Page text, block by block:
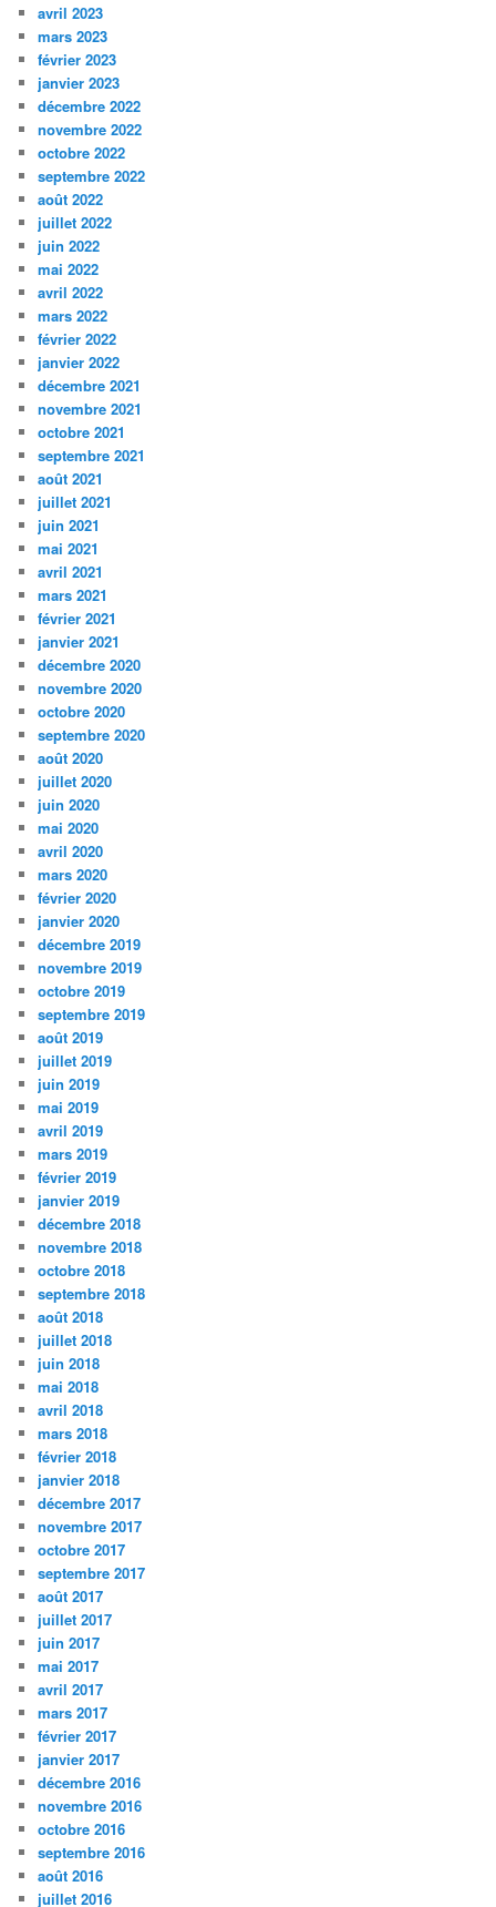
avril 2023
mars 2023
février 2023
janvier 2023
décembre 2022
novembre 2022
octobre 2022
septembre 2022
août 2022
juillet 2022
juin 2022
mai 2022
avril 2022
mars 2022
février 2022
janvier 2022
décembre 2021
novembre 2021
octobre 2021
septembre 2021
août 2021
juillet 2021
juin 2021
mai 2021
avril 2021
mars 2021
février 2021
janvier 2021
décembre 2020
novembre 2020
octobre 2020
septembre 2020
août 2020
juillet 2020
juin 2020
mai 2020
avril 2020
mars 2020
février 2020
janvier 2020
décembre 2019
novembre 2019
octobre 2019
septembre 2019
août 2019
juillet 2019
juin 2019
mai 2019
avril 2019
mars 2019
février 2019
janvier 2019
décembre 2018
novembre 2018
octobre 2018
septembre 2018
août 2018
juillet 2018
juin 2018
mai 2018
avril 2018
mars 2018
février 2018
janvier 2018
décembre 2017
novembre 2017
octobre 2017
septembre 2017
août 2017
juillet 2017
juin 2017
mai 2017
avril 2017
mars 2017
février 2017
janvier 2017
décembre 2016
novembre 2016
octobre 2016
septembre 2016
août 2016
juillet 2016